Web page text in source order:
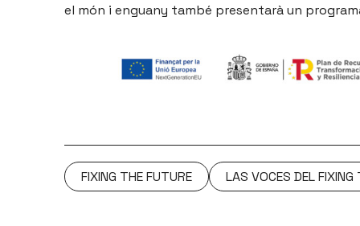
el món i enguany també presentarà un
FIXING THE FUTURE LAS VOCES DEL FIXING